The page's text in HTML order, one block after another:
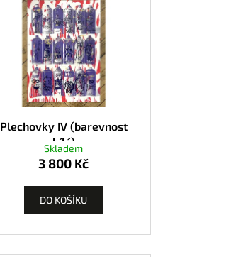
Plechovky IV (barevnost
bílá)
Skladem
3 800 Kč
DO KOŠÍKU